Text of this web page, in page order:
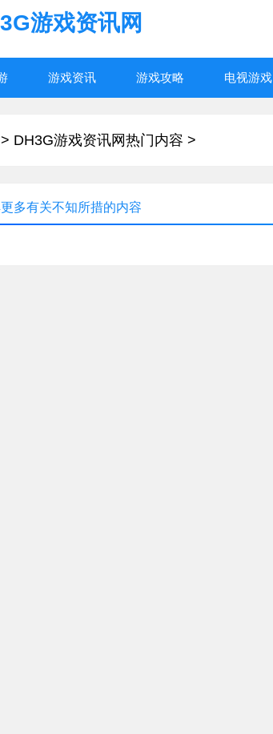
游戏资讯网
游戏资讯 游戏攻略 电视游戏
> DH3G游戏资讯网热门内容 >
多有关不知所措的内容